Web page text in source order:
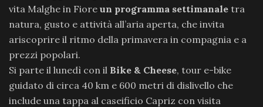
vita Malghe in Fiore un programma settimanale tra
natura, gusto e attività all’aria aperta, che invita
ariscoprire il ritmo della primavera in compagnia e a
prezzi popolari.
Si parte il lunedì con il Bike & Cheese, tour e-bike
guidato di circa 40 km e 600 metri di dislivello che
include una tappa al caseificio Capriz con visita